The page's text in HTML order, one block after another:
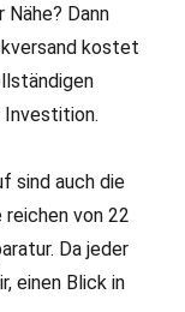
Dann
kostet
Investition.
sind auch die
von 22
Da jeder
einen Blick in